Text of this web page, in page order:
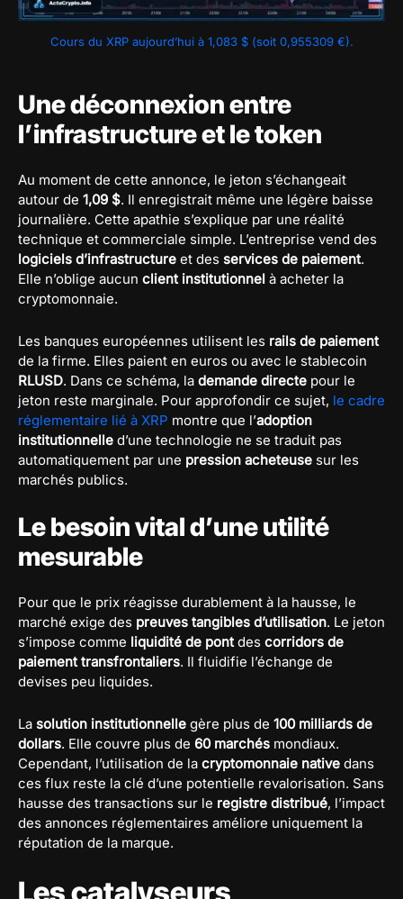
Cours du XRP aujourd’hui à 1,083 $ (soit 0,955309 €).
Une déconnexion entre
l’infrastructure et le token
Au moment de cette annonce, le jeton s’échangeait
autour de 1,09 $. Il enregistrait même une légère baisse
journalière. Cette apathie s’explique par une réalité
technique et commerciale simple. L’entreprise vend des
logiciels d’infrastructure et des services de paiement.
Elle n’oblige aucun client institutionnel à acheter la
cryptomonnaie.
Les banques européennes utilisent les rails de paiement
de la firme. Elles paient en euros ou avec le stablecoin
RLUSD. Dans ce schéma, la demande directe pour le
jeton reste marginale. Pour approfondir ce sujet, le cadre
réglementaire lié à XRP montre que l’adoption
institutionnelle d’une technologie ne se traduit pas
automatiquement par une pression acheteuse sur les
marchés publics.
Le besoin vital d’une utilité
mesurable
Pour que le prix réagisse durablement à la hausse, le
marché exige des preuves tangibles d’utilisation. Le jeton
s’impose comme liquidité de pontdes corridors de
paiement transfrontaliers. Il fluidifie l’échange de
devises peu liquides.
La solution institutionnelle gère plus de 100 milliards de
dollars. Elle couvre plus de 60 marchés mondiaux.
Cependant, l’utilisation de la cryptomonnaie native dans
ces flux reste la clé d’une potentielle revalorisation. Sans
hausse des transactions sur le registre distribué, l’impact
des annonces réglementaires améliore uniquement la
réputation de la marque.